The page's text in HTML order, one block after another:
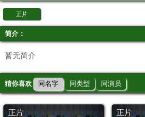
正片
简介：
暂无简介
猜你喜欢 同名字 同类型 同演员
正片 正片